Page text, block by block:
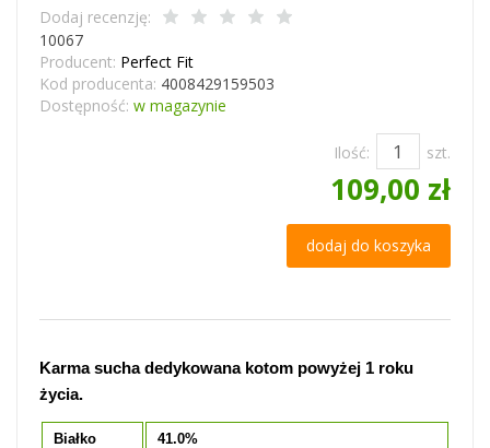
Dodaj recenzję:
10067
Producent: Perfect Fit
Kod producenta: 4008429159503
Dostępność: w magazynie
Ilość: szt.
109,00 zł
dodaj do koszyka
Karma sucha dedykowana kotom powyżej 1 roku
życia.
Białko 41.0%